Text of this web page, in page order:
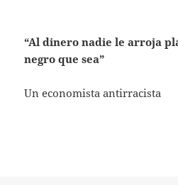
“Al dinero nadie le arroja
negro que sea”
Un economista antirracista